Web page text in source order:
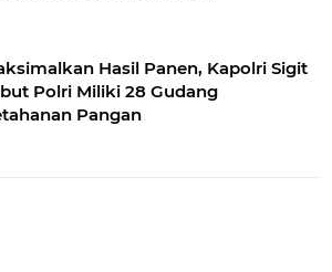
Hasil Panen, Kapolri Sigit
Polri Miliki 28 Gudang
Pangan